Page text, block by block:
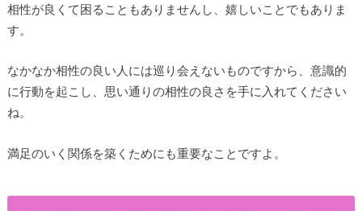
相性が良くて困ることもありませんし、嬉しいことでもありま
す。
なかなか相性の良い人には巡り会えないものですから、意識的
に行動を起こし、思い通りの相性の良さを手に入れてください
ね。
満足のいく関係を築くためにも重要なことですよ。